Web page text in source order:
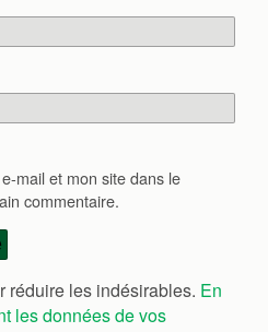
mail et mon site dans le
commentaire.
réduire les indésirables. En
les données de vos